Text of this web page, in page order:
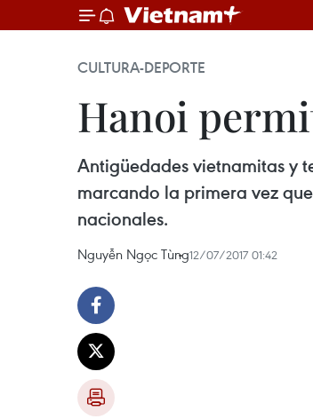
CULTURA-DEPORTE
Hanoi
Antigüedades vietnamitas y
marcando la primera vez
nacionales.
Nguyễn Ngọc Tùng12/07/2017 01:42